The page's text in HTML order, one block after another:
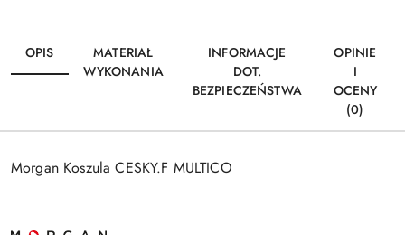
OPIS
MATERIAŁ
WYKONANIA
INFORMACJE
DOT.
BEZPIECZEŃSTWA
OPINIE
I
OCENY
(0)
Morgan Koszula CESKY.F MULTICO